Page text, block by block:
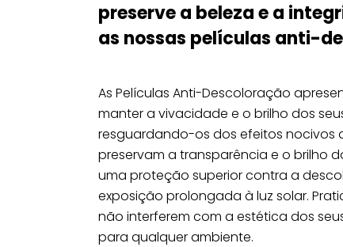
preserve a beleza e a
as nossas películas anti-
As Películas Anti-Descoloração
manter a vivacidade e o brilho dos
resguardando-os dos efeitos nocivos
preservam a transparência e o brilho
uma proteção superior contra a
exposição prolongada à luz solar.
não interferem com a estética dos
para qualquer ambiente.